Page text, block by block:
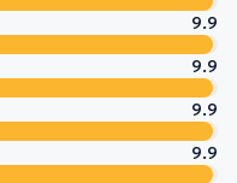
9.9
9.9
9.9
9.9